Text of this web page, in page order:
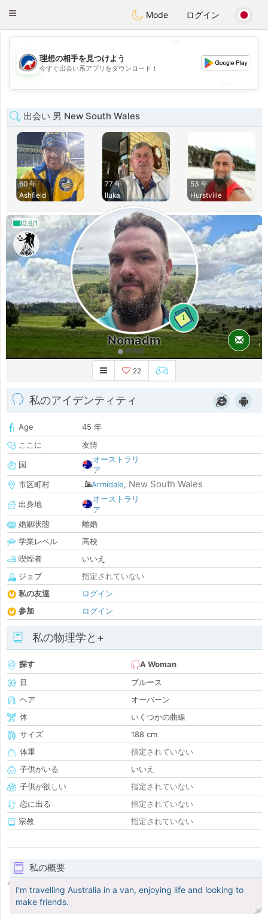
AustraliaChat
Toggle
Mode ログイン
💖
💕
理想の相手を見つけよう
今すぐ出会い系アプリをダウンロード！
出会い 男 New South Wales
60 年
Ashfield
77 年
Iluka
53 年
Hurstville
0.6/1
1
Nomadm
長時間
22
私のアイデンティティ
Age
45 年
ここに
友情
国
オーストラリ
ア
市区町村
Armidale, New South Wales
出身地
オーストラリ
ア
婚姻状態
離婚
学業レベル
高校
喫煙者
いいえ
ジョブ
指定されていない
私の友達
ログイン
参加
ログイン
私の物理学と+
探す
A Woman
目
ブルース
ヘア
オーバーン
体
いくつかの曲線
サイズ
188 cm
体重
指定されていない
子供がいる
いいえ
子供が欲しい
指定されていない
恋に出る
指定されていない
宗教
指定されていない
私の概要
I'm travelling Australia in a van, enjoying life and looking to
make friends.